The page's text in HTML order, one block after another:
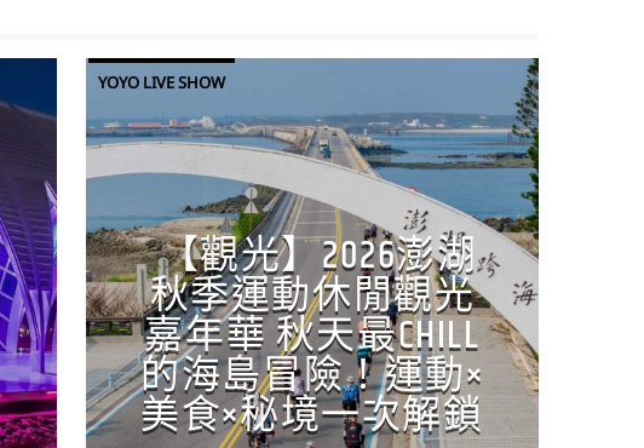
YOYO LIVE SHOW
【觀光】2026澎湖
秋季運動休閒觀光
嘉年華 秋天最CHILL
的海島冒險！運動×
美食×秘境一次解鎖